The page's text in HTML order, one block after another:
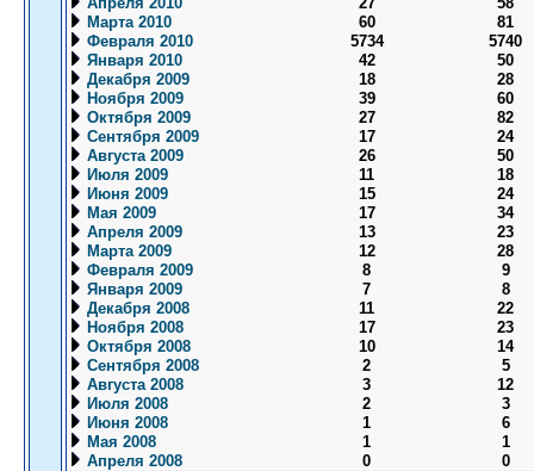
Марта 2010
60
81
Февраля 2010
5734
5740
Января 2010
42
50
Декабря 2009
18
28
Ноября 2009
39
60
Октября 2009
27
82
Сентября 2009
17
24
Августа 2009
26
50
Июля 2009
11
18
Июня 2009
15
24
Мая 2009
17
34
Апреля 2009
13
23
Марта 2009
12
28
Февраля 2009
8
9
Января 2009
7
8
Декабря 2008
11
22
Ноября 2008
17
23
Октября 2008
10
14
Сентября 2008
2
5
Августа 2008
3
12
Июля 2008
2
3
Июня 2008
1
6
Мая 2008
1
1
Апреля 2008
0 0